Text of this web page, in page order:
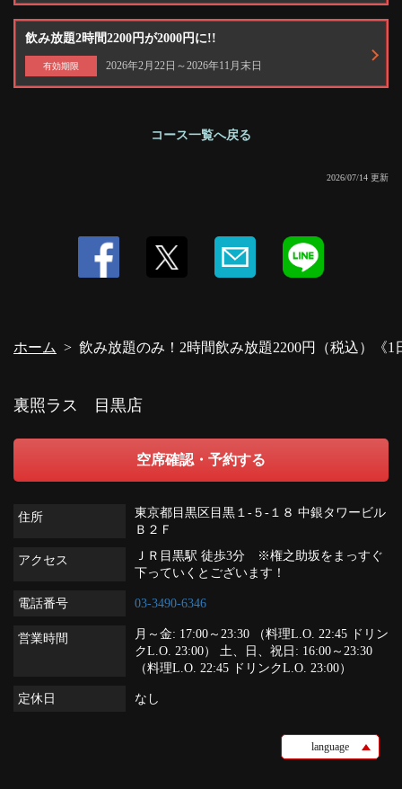
飲み放題2時間2200円が2000円に!!
有効期限 2026年2月22日～2026年11月末日
コース一覧へ戻る
2026/07/14 更新
ホーム 飲み放題のみ！2時間飲み放題2200円（税込）《1
裏照ラス 目黒店
空席確認・予約する
住所
東京都目黒区目黒１-５-１８ 中銀タワービル
Ｂ２Ｆ
アクセス
ＪＲ目黒駅 徒歩3分 ※権之助坂をまっすぐ
下っていくとございます！
電話番号 03-3490-6346
営業時間
月～金: 17:00～23:30 （料理L.O. 22:45 ドリン
クL.O. 23:00） 土、日、祝日: 16:00～23:30
（料理L.O. 22:45 ドリンクL.O. 23:00）
定休日 なし
language